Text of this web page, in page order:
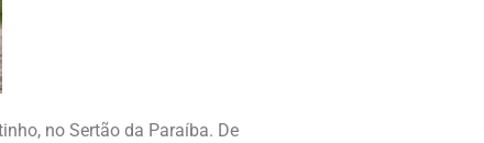
no Sertão da Paraíba. De